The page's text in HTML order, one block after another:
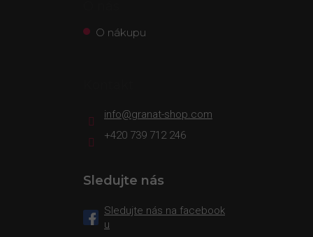
O nákupu
info@granat-shop.com
+420 739 712 246
Sledujte nás
Sledujte nás na facebook
u